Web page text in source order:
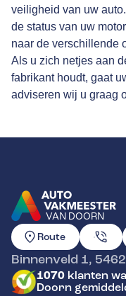
veiligheid van uw
de status van uw
naar de verschillende
Als u zich netjes aan
fabrikant houdt, gaat
adviseren wij u graag
VAN DOORN
GA NAAR DE
Route
Binnenveld 1,
1070 klanten
Doorn